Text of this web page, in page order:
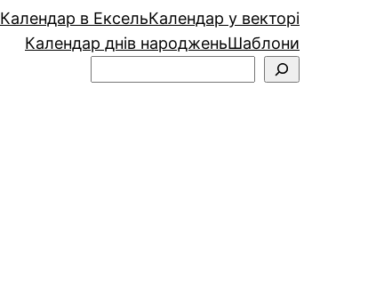
Календар в ЕксельКалендар у векторі
Календар днів народженьШаблони